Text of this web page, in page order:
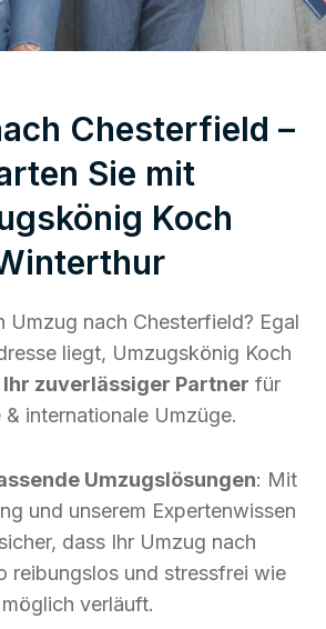
Chesterfield –
Sie mit
Koch
Umzug nach Chesterfield? Egal
liegt, Umzugskönig Koch
Ihr zuverlässiger Partner für
& internationale Umzüge.
Umzugslösungen: Mit
und unserem Expertenwissen
dass Ihr Umzug nach
reibungslos und stressfrei wie
möglich verläuft.